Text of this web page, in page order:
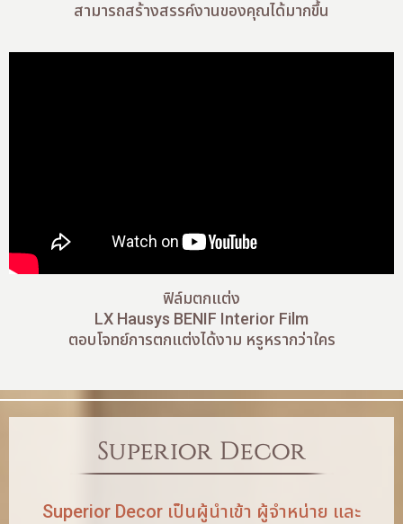
สามารถสร้างสรรค์งานของคุณได้มากขึ้น
ฟิล์มตกแต่ง
LX Hausys BENIF Interior Film
ตอบโจทย์การตกแต่งได้งาม หรูหรากว่าใคร
Superior Decor
Superior Decor เป็นผู้นำเข้า ผู้จำหน่าย และ